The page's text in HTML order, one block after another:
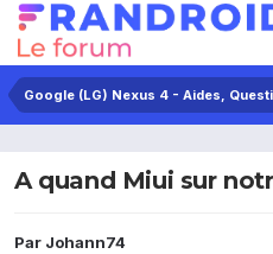
Google (LG) Nexus 4 - Aides,
A quand Miui sur
Par Johann74